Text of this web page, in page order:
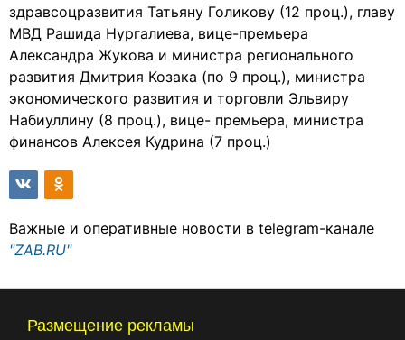
здравсоцразвития Татьяну Голикову (12 проц.), главу
МВД Рашида Нургалиева, вице-премьера
Александра Жукова и министра регионального
развития Дмитрия Козака (по 9 проц.), министра
экономического развития и торговли Эльвиру
Набиуллину (8 проц.), вице- премьера, министра
финансов Алексея Кудрина (7 проц.)
Важные и оперативные новости в telegram-канале
"ZAB.RU"
Размещение рекламы